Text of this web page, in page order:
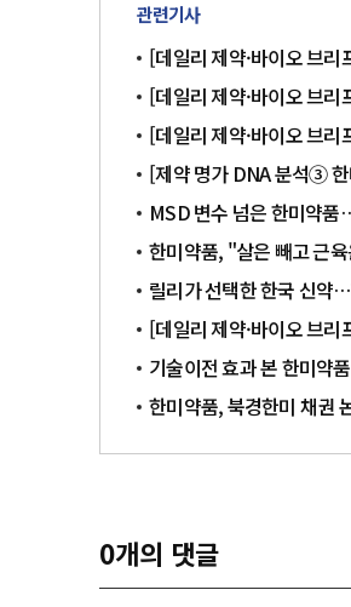
관련기사
[데일리 제약·바이오 브
[데일리 제약·바이오 브
[데일리 제약·바이오 브
[제약 명가 DNA 분석③
MSD 변수 넘은 한미약
한미약품, "살은 빼고 근
릴리가 선택한 한국 신약
[데일리 제약·바이오 브
기술이전 효과 본 한미약
한미약품, 북경한미 채권
0개의 댓글